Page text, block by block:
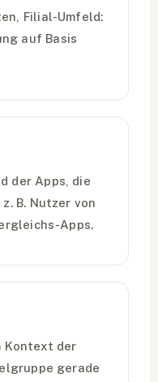
Filial-Umfeld:
auf Basis
der Apps, die
B. Nutzer von
Apps.
Kontext der
gerade